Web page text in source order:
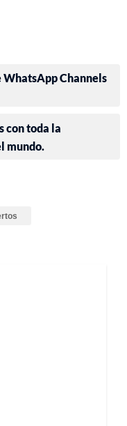
WhatsApp Channels
con toda la
mundo.